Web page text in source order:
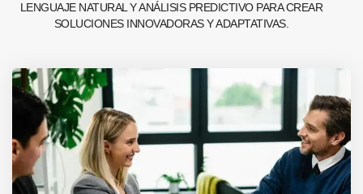
LENGUAJE NATURAL Y ANÁLISIS PREDICTIVO PARA CREAR
SOLUCIONES INNOVADORAS Y ADAPTATIVAS.